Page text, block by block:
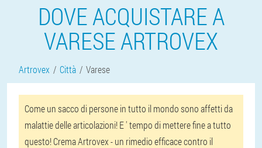
DOVE ACQUISTARE A
VARESE ARTROVEX
Artrovex Città Varese
Come un sacco di persone in tutto il mondo sono affetti da
malattie delle articolazioni! E ' tempo di mettere fine a tutto
questo! Crema Artrovex - un rimedio efficace contro il